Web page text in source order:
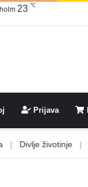
23 ℃
Prijava
Divlje životinje |